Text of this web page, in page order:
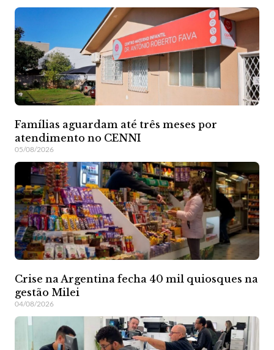
Famílias aguardam até três meses por
atendimento no CENNI
05/08/2026
Crise na Argentina fecha 40 mil quiosques na
gestão Milei
04/08/2026